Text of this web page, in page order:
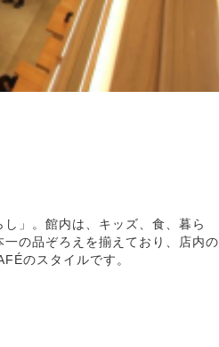
」。館内は、キッズ、食、暮ら
の品ぞろえを揃えており、店内の
のスタイルです。